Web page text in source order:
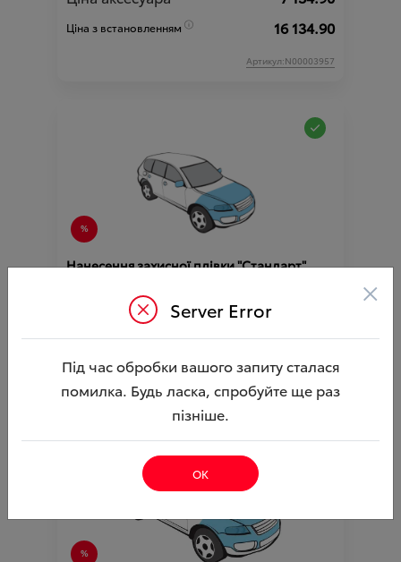
Ціна з встановленням 16 134.90
Артикул:N00003957
Нанесення захисної плівки "Стандарт"
Ціна аксесуара
Ціна з встановленням 45 063.75
Підходить для автомобіля :HIGHLANDER;
Артикул:N00000209
Server Error ×
Під час обробки вашого запиту сталася
помилка. Будь ласка, спробуйте ще раз
пізніше.
ОК